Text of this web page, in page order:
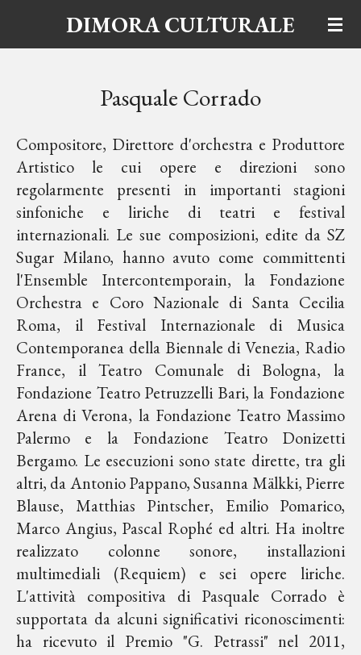
DIMORA CULTURALE
Pasquale Corrado
Compositore, Direttore d'orchestra e Produttore
Artistico le cui opere e direzioni sono
regolarmente presenti in importanti stagioni
sinfoniche e liriche di teatri e festival
internazionali. Le sue composizioni, edite da SZ
Sugar Milano, hanno avuto come committenti
l'Ensemble Intercontemporain, la Fondazione
Orchestra e Coro Nazionale di Santa Cecilia
Roma, il Festival Internazionale di Musica
Contemporanea della Biennale di Venezia, Radio
France, il Teatro Comunale di Bologna, la
Fondazione Teatro Petruzzelli Bari, la Fondazione
Arena di Verona, la Fondazione Teatro Massimo
Palermo e la Fondazione Teatro Donizetti
Bergamo. Le esecuzioni sono state dirette, tra gli
altri, da Antonio Pappano, Susanna Mälkki, Pierre
Blause, Matthias Pintscher, Emilio Pomarico,
Marco Angius, Pascal Rophé ed altri. Ha inoltre
realizzato colonne sonore, installazioni
multimediali (Requiem) e sei opere liriche.
L'attività compositiva di Pasquale Corrado è
supportata da alcuni significativi riconoscimenti:
ha ricevuto il Premio "G. Petrassi" nel 2011,